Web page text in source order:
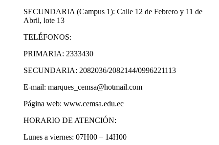
SECUNDARIA (Campus 1): Calle 12 de Febrero y 11 de
Abril, lote 13
TELÉFONOS:
PRIMARIA: 2333430
SECUNDARIA: 2082036/2082144/0996221113
E-mail: marques_cemsa@hotmail.com
Página web: www.cemsa.edu.ec
HORARIO DE ATENCIÓN:
Lunes a viernes: 07H00 – 14H00